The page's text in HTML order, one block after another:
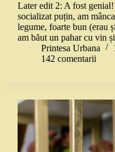
Later edit 2: A fost
socializat puțin, am
legume, foarte bun (erau
am băut un pahar cu vin
Printesa Urbana
142 comentarii